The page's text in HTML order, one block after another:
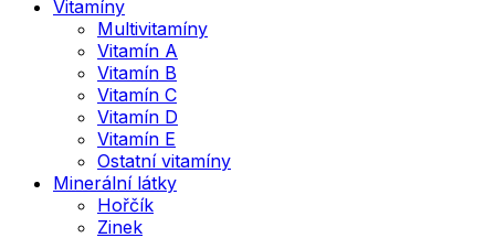
Vitamíny
Multivitamíny
Vitamín A
Vitamín B
Vitamín C
Vitamín D
Vitamín E
Ostatní vitamíny
Minerální látky
Hořčík
Zinek